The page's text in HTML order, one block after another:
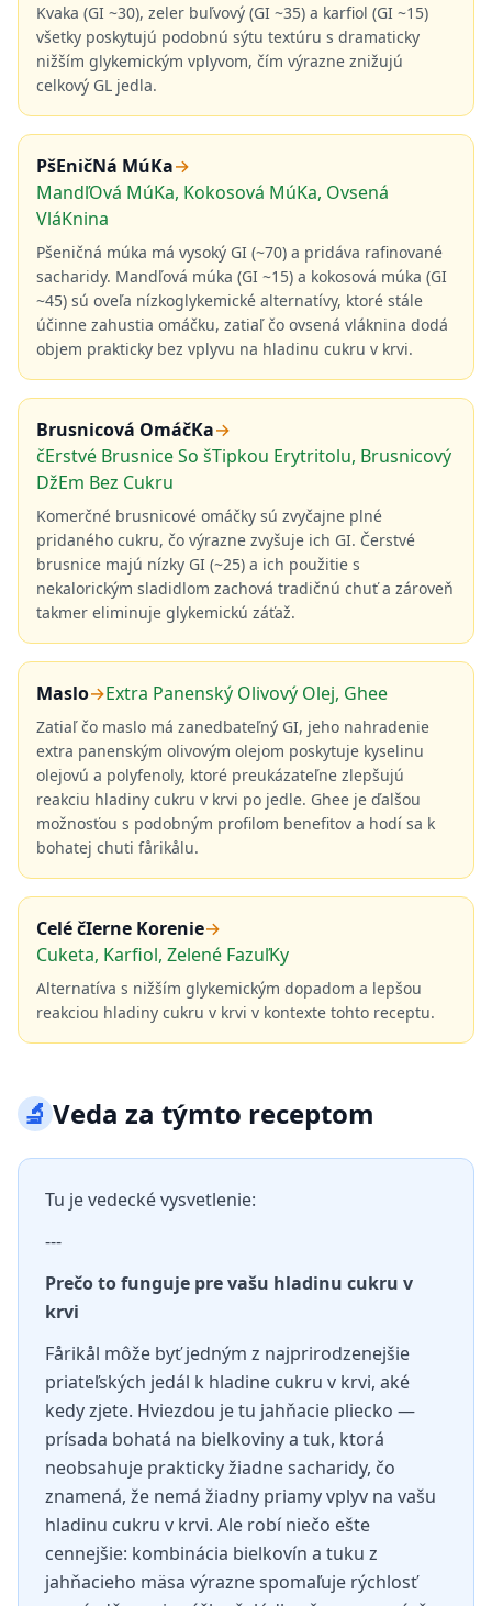
Kvaka (GI ~30), zeler buľvový (GI ~35) a karfiol (GI ~15)
všetky poskytujú podobnú sýtu textúru s dramaticky
nižším glykemickým vplyvom, čím výrazne znižujú
celkový GL jedla.
PšEničNá MúKa→
MandľOvá MúKa, Kokosová MúKa, Ovsená
VláKnina
Pšeničná múka má vysoký GI (~70) a pridáva rafinované
sacharidy. Mandľová múka (GI ~15) a kokosová múka (GI
~45) sú oveľa nízkoglykemické alternatívy, ktoré stále
účinne zahustia omáčku, zatiaľ čo ovsená vláknina dodá
objem prakticky bez vplyvu na hladinu cukru v krvi.
Brusnicová OmáčKa→
čErstvé Brusnice So šTipkou Erytritolu, Brusnicový
DžEm Bez Cukru
Komerčné brusnicové omáčky sú zvyčajne plné
pridaného cukru, čo výrazne zvyšuje ich GI. Čerstvé
brusnice majú nízky GI (~25) a ich použitie s
nekalorickým sladidlom zachová tradičnú chuť a zároveň
takmer eliminuje glykemickú záťaž.
Maslo→Extra Panenský Olivový Olej, Ghee
Zatiaľ čo maslo má zanedbateľný GI, jeho nahradenie
extra panenským olivovým olejom poskytuje kyselinu
olejovú a polyfenoly, ktoré preukázateľne zlepšujú
reakciu hladiny cukru v krvi po jedle. Ghee je ďalšou
možnosťou s podobným profilom benefitov a hodí sa k
bohatej chuti fårikålu.
Celé čIerne Korenie→
Cuketa, Karfiol, Zelené FazuľKy
Alternatíva s nižším glykemickým dopadom a lepšou
reakciou hladiny cukru v krvi v kontexte tohto receptu.
🔬Veda za týmto receptom
Tu je vedecké vysvetlenie:
---
Prečo to funguje pre vašu hladinu cukru v
krvi
Fårikål môže byť jedným z najprirodzenejšie
priateľských jedál k hladine cukru v krvi, aké
kedy zjete. Hviezdou je tu jahňacie pliecko —
prísada bohatá na bielkoviny a tuk, ktorá
neobsahuje prakticky žiadne sacharidy, čo
znamená, že nemá žiadny priamy vplyv na vašu
hladinu cukru v krvi. Ale robí niečo ešte
cennejšie: kombinácia bielkovín a tuku z
jahňacieho mäsa výrazne spomaľuje rýchlosť